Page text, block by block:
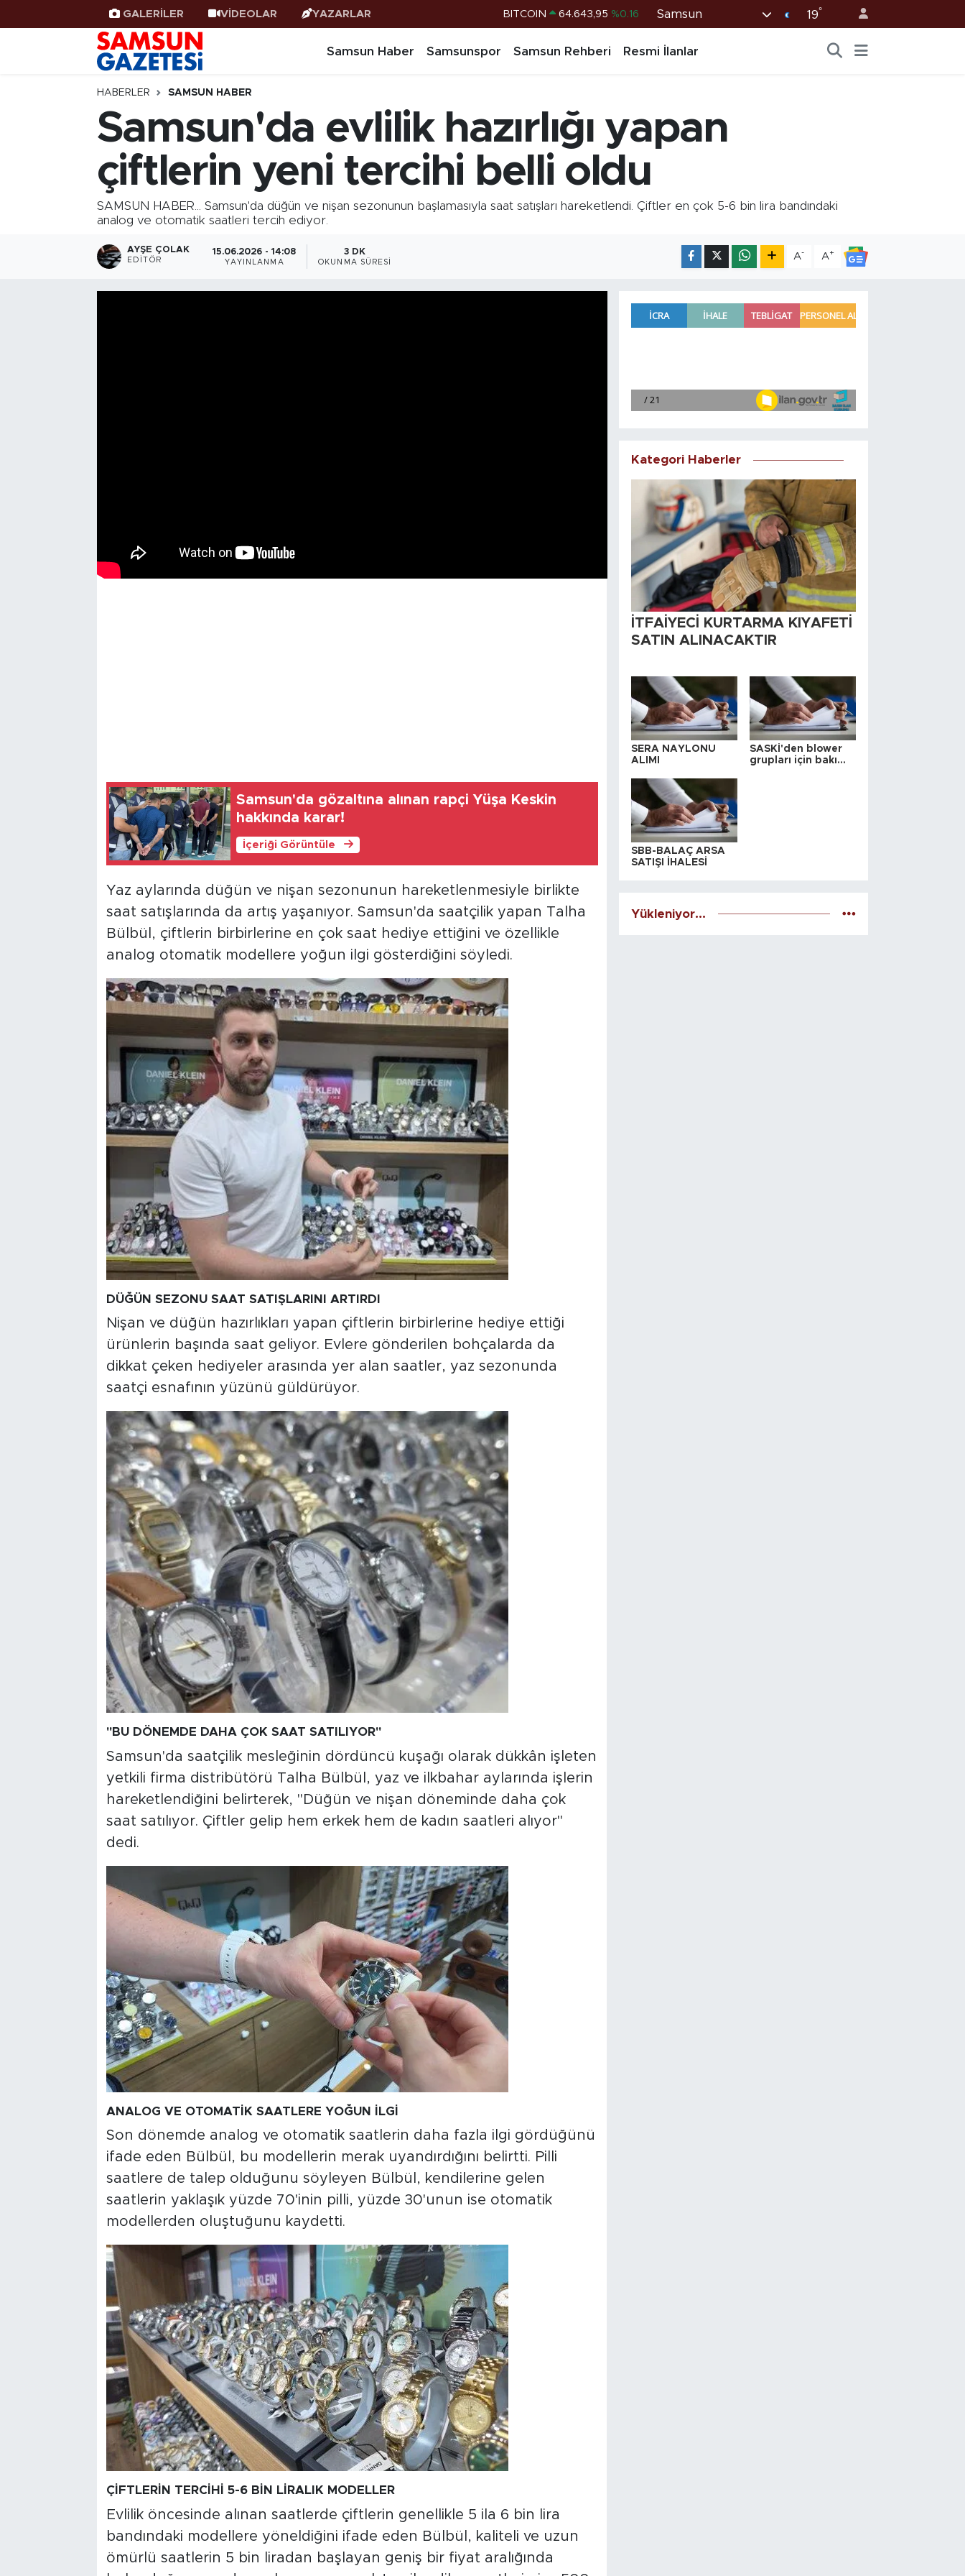
GALERİLER VİDEOLAR YAZARLAR DOLAR 47,6704 %0
BİST100 13.799 %70
BITCOIN 64.643,95 %0.16
Samsun 19°
Samsun Haber Samsunspor Samsun Rehberi Resmi İlanlar
HABERLER SAMSUN HABER
Samsun'da evlilik hazırlığı yapan
çiftlerin yeni tercihi belli oldu
SAMSUN HABER... Samsun'da düğün ve nişan sezonunun başlamasıyla saat satışları hareketlendi. Çiftler en çok 5-6 bin lira bandındaki
analog ve otomatik saatleri tercih ediyor.
AYŞE ÇOLAK
EDITÖR
15.06.2026 - 14:08
YAYINLANMA
3 DK
OKUNMA SÜRESI
A- A+
Samsun'da gözaltına alınan rapçi Yüşa Keskin
hakkında karar!
İçeriği Görüntüle
Yaz aylarında düğün ve nişan sezonunun hareketlenmesiyle birlikte
saat satışlarında da artış yaşanıyor. Samsun'da saatçilik yapan Talha
Bülbül, çiftlerin birbirlerine en çok saat hediye ettiğini ve özellikle
analog otomatik modellere yoğun ilgi gösterdiğini söyledi.
DÜĞÜN SEZONU SAAT SATIŞLARINI ARTIRDI
Nişan ve düğün hazırlıkları yapan çiftlerin birbirlerine hediye ettiği
ürünlerin başında saat geliyor. Evlere gönderilen bohçalarda da
dikkat çeken hediyeler arasında yer alan saatler, yaz sezonunda
saatçi esnafının yüzünü güldürüyor.
"BU DÖNEMDE DAHA ÇOK SAAT SATILIYOR"
Samsun'da saatçilik mesleğinin dördüncü kuşağı olarak dükkân işleten
yetkili firma distribütörü Talha Bülbül, yaz ve ilkbahar aylarında işlerin
hareketlendiğini belirterek, "Düğün ve nişan döneminde daha çok
saat satılıyor. Çiftler gelip hem erkek hem de kadın saatleri alıyor"
dedi.
ANALOG VE OTOMATİK SAATLERE YOĞUN İLGİ
Son dönemde analog ve otomatik saatlerin daha fazla ilgi gördüğünü
ifade eden Bülbül, bu modellerin merak uyandırdığını belirtti. Pilli
saatlere de talep olduğunu söyleyen Bülbül, kendilerine gelen
saatlerin yaklaşık yüzde 70'inin pilli, yüzde 30'unun ise otomatik
modellerden oluştuğunu kaydetti.
ÇİFTLERİN TERCİHİ 5-6 BİN LİRALIK MODELLER
Evlilik öncesinde alınan saatlerde çiftlerin genellikle 5 ila 6 bin lira
bandındaki modellere yöneldiğini ifade eden Bülbül, kaliteli ve uzun
ömürlü saatlerin 5 bin liradan başlayan geniş bir fiyat aralığında
Kategori Haberler
İTFAİYECİ KURTARMA KIYAFETİ
SATIN ALINACAKTIR
SERA NAYLONU
ALIMI
SASKİ'den blower
grupları için bakım
SBB-BALAÇ ARSA
SATIŞI İHALESİ
Yükleniyor...
Samsun Haber
Samsunspor
Samsun Rehberi
Resmi İlanlar
Samsun Nöbetçi Eczaneler
Samsun Hava Durumu
SAMSUN Namaz Vakitleri
Samsun Trafik Yoğunluk Haritası
Süper Lig Puan Durumu ve Fikstür